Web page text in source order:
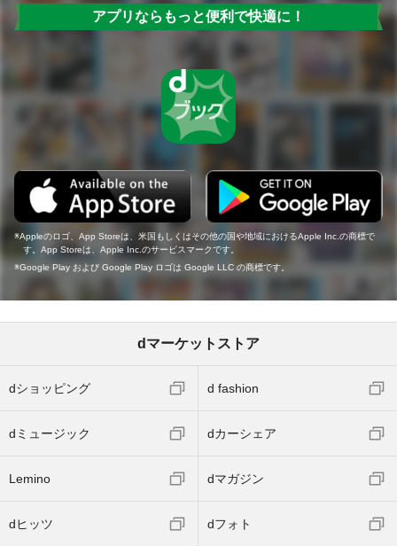
アプリならもっと便利で快適に！
Appleのロゴ、App Storeは、米国もしくはその他の国や地域におけるApple Inc.の商標で
す。App Storeは、Apple Inc.のサービスマークです。
Google Play および Google Play ロゴは Google LLC の商標です。
dマーケットストア
dショッピング d fashion
dミュージック dカーシェア
Lemino dマガジン
dヒッツ dフォト